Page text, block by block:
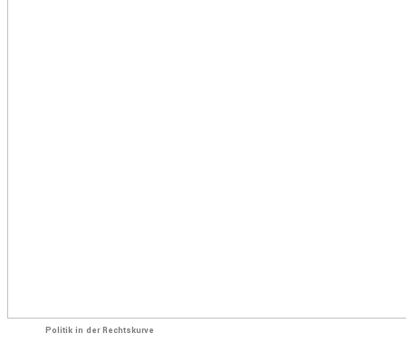
Politik in der Rechtskurve